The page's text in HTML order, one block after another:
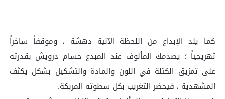
كما يلد الإبداع من اللحظة الآنية دهشة ، وموقفاً ساخراً
تهريجياً ؛ يصدمك المألوف عند المبدع حسام درويش بقدرته
على تمزيق الكتلة في اللون والمادة والتشكيل بشكل يكثف
المشهدية ، فيحضر التغريب بكل سطوته المربكة.